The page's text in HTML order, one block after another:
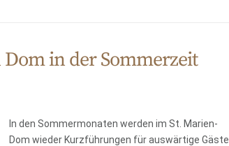
in der Sommerzeit
In den Sommermonaten werden im St. Marien-
Dom wieder Kurzführungen für auswärtige Gäste